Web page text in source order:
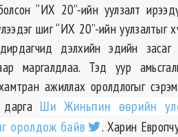
“ИХ 20”-ийн уулзалт
шиг “ИХ 20”-ийн уулзалтыг
дэлхийн эдийн
маргалдлаа. Тэд уур
ажиллах оролдлогыг
Ши Жиньпин өөрийн
оролдож байв
. Харин